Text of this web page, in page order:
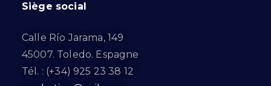
Siège social
Calle Río Jarama, 149
45007. Toledo. Espagne
Tél. : (+34) 925 23 38 12